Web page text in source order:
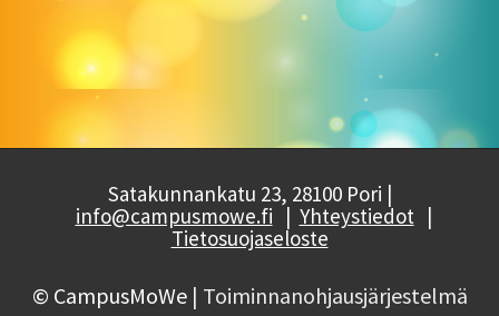
Satakunnankatu 23, 28100 Pori |
info@campusmowe.fi | Yhteystiedot |
Tietosuojaseloste
© CampusMoWe | Toiminnanohjausjärjestelmä